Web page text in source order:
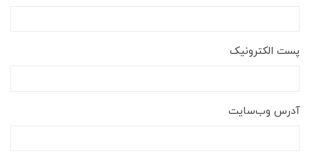
پست الکترونیک
آدرس وب‌سایت